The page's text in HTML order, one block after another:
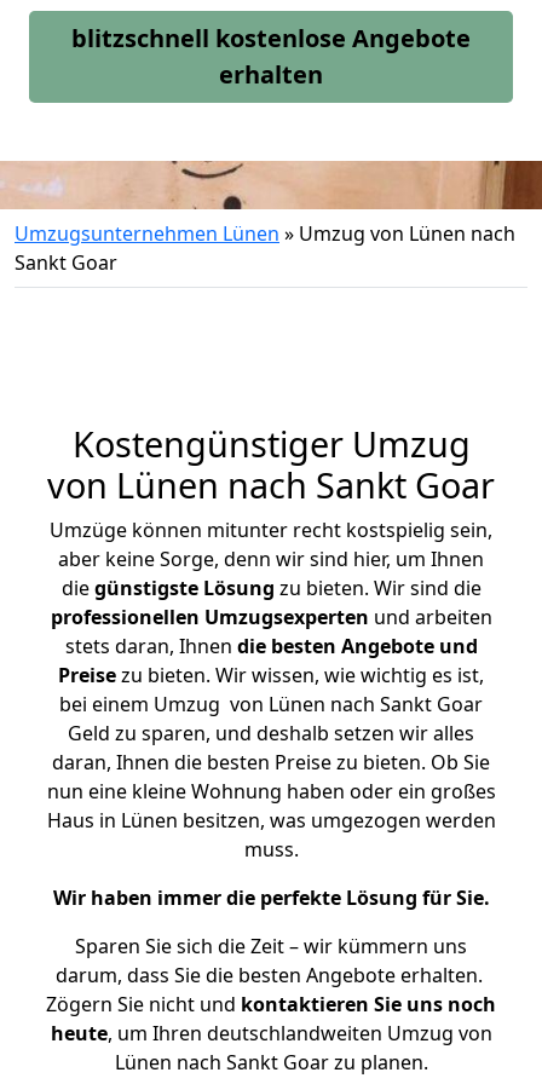
blitzschnell kostenlose Angebote
erhalten
Umzugsunternehmen Lünen » Umzug von Lünen nach
Sankt Goar
Kostengünstiger Umzug
von Lünen nach Sankt Goar
Umzüge können mitunter recht kostspielig sein,
aber keine Sorge, denn wir sind hier, um Ihnen
diegünstigste Lösung zu bieten. Wir sind die
professionellen Umzugsexperten und arbeiten
stets daran, Ihnen die besten Angebote und
Preisezu bieten. Wir wissen, wie wichtig es ist,
bei einem Umzug von Lünen nach Sankt Goar
Geld zu sparen, und deshalb setzen wir alles
daran, Ihnen die besten Preise zu bieten. Ob Sie
nun eine kleine Wohnung haben oder ein großes
Haus in Lünen besitzen, was umgezogen werden
muss.
Wir haben immer die perfekte Lösung für Sie.
Sparen Sie sich die Zeit – wir kümmern uns
darum, dass Sie die besten Angebote erhalten.
Zögern Sie nicht und kontaktieren Sie uns noch
heute, um Ihren deutschlandweiten Umzug von
Lünen nach Sankt Goar zu planen.